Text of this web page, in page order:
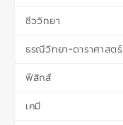
ชีววิทยา
ธรณีวิทยา-ดาราศาสตร์
ฟิสิกส์
เคมี